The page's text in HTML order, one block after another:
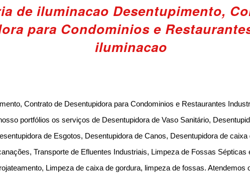
de iluminacao Desentupimento,
para Condominios e
iluminacao
Contrato de Desentupidora para Condominios e Restaurantes
portfólios os serviços de Desentupidora de Vaso Sanitário,
de Esgotos, Desentupidora de Canos, Desentupidora de
Transporte de Efluentes Industriais, Limpeza de Fossas
Limpeza de caixa de gordura, limpeza de fossas. Atendemos